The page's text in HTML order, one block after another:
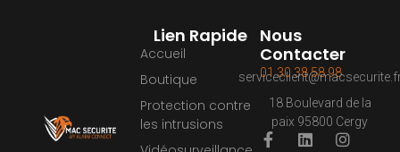
Lien Rapide
Accueil
Boutique
Protection contre
les intrusions
Nous
Contacter
01 30 38 58 98
18 Boulevard de la
paix 95800 Cergy